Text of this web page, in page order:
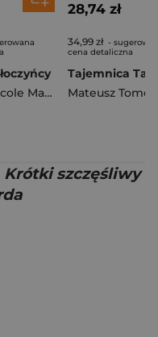
Hannah Nicole Maehrer
28,74 zł
34,99 zł -
cena detaliczna
Mateusz
Krótki szczęśliwy